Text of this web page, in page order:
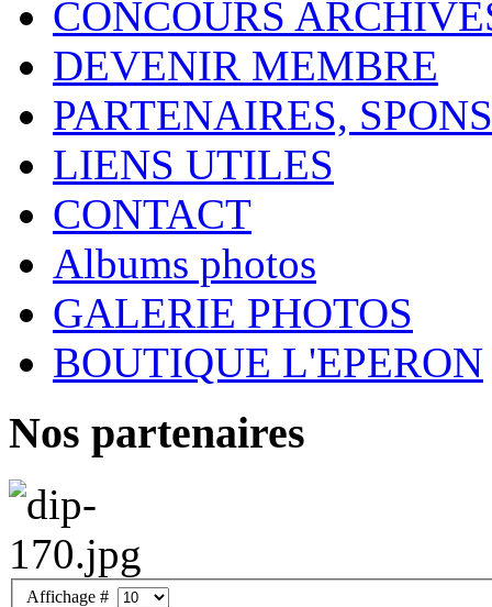
CONCOURS
DEVENIR MEMBRE
PARTENAIRES,
LIENS UTILES
CONTACT
Albums photos
GALERIE PHOTOS
BOUTIQUE L'EPERON
Nos partenaires
Affichage #